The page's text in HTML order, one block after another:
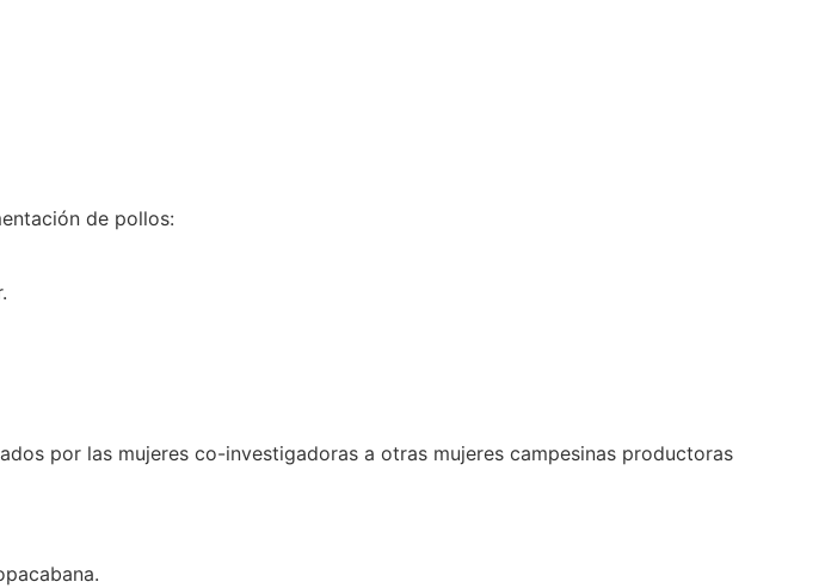
de pollos:
por las mujeres co-investigadoras a otras mujeres campesinas productoras